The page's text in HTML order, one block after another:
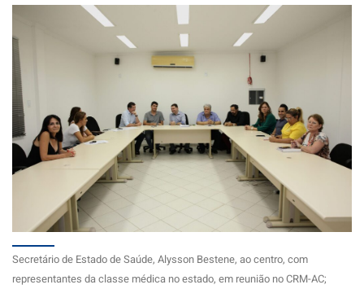
Secretário de Estado de Saúde, Alysson Bestene, ao centro, com
representantes da classe médica no estado, em reunião no CRM-AC;